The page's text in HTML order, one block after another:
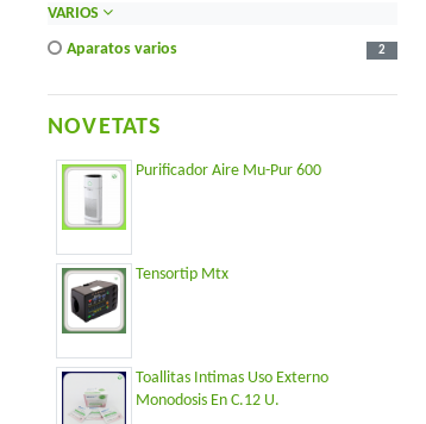
VARIOS
aparatos varios
2
NOVETATS
Purificador Aire Mu-Pur 600
Tensortip Mtx
Toallitas Intimas Uso Externo
Monodosis En C.12 U.